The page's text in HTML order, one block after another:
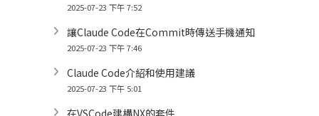
2025-07-23 下午 7:52
讓Claude Code在Commit時傳送手機通知
2025-07-23 下午 7:46
Claude Code介紹和使用建議
2025-07-23 下午 5:01